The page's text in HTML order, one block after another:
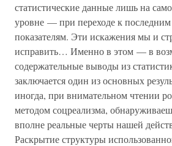
статистические данные лишь на
уровне — при переходе к
показателям. Эти искажения мы и
исправить… Именно в этом — в
содержательные выводы из
заключается один из основных
иногда, при внимательном чтении
методом соцреализма,
вполне реальные черты нашей
Раскрытие структуры